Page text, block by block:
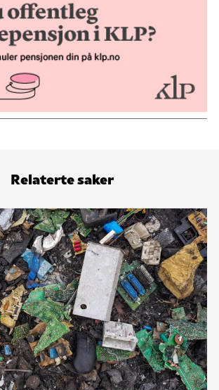
Relaterte saker